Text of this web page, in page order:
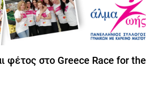
στο Greece Race for the